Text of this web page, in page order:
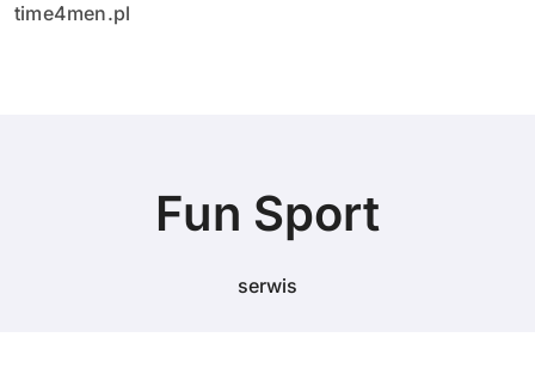
time4men.pl
Fun Sport
serwis